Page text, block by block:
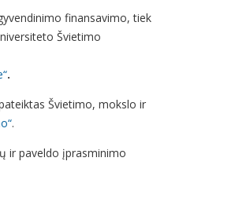
finansavimo, tiek
Švietimo
.
Švietimo, mokslo ir
.
ir paveldo įprasminimo